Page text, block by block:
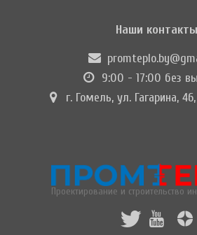
Наши контакты
9:00 - 17:00 без
г. Гомель, ул. Гагарина,
Проектирование и строительство